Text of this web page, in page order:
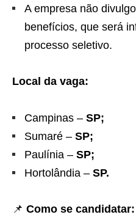
A empresa não
benefícios, que será
processo seletivo.
Local da vaga:
Campinas – SP;
Sumaré – SP;
Paulínia – SP;
Hortolândia – SP.
📌 Como se candidatar: